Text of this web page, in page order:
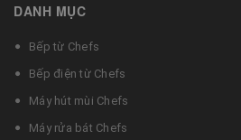
DANH MỤC
Bếp từ Chefs
Bếp điện từ Chefs
Máy hút mùi Chefs
Máy rửa bát Chefs